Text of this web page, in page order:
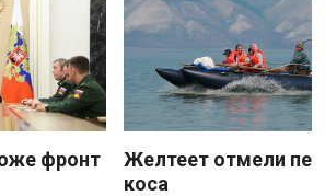
фронт
Желтеет отмели
коса